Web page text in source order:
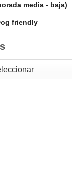
media - baja)
friendly